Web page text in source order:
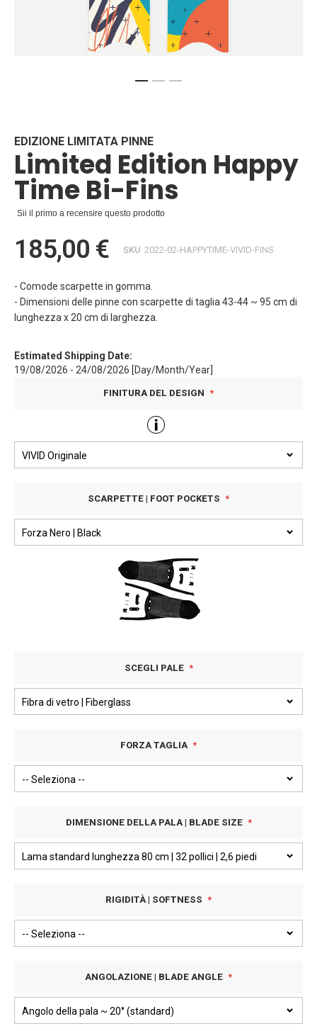
galleria
di
immagini
EDIZIONE LIMITATA PINNE
Limited Edition Happy
Time Bi-Fins
Sii il primo a recensire questo prodotto
185,00 € SKU 2022-02-HAPPYTIME-VIVID-FINS
- Comode scarpette in gomma.
- Dimensioni delle pinne con scarpette di taglia 43-44 ~ 95 cm di
lunghezza x 20 cm di larghezza.
Estimated Shipping Date:
19/08/2026 - 24/08/2026 [Day/Month/Year]
FINITURA DEL DESIGN
SCARPETTE | FOOT POCKETS
SCEGLI PALE
FORZA TAGLIA
DIMENSIONE DELLA PALA | BLADE SIZE
RIGIDITÀ | SOFTNESS
ANGOLAZIONE | BLADE ANGLE